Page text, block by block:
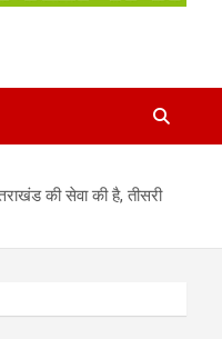
की सेवा की है, तीसरी